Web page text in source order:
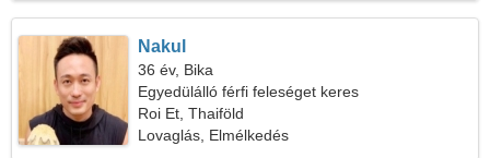
Nakul
36 év, Bika
Egyedülálló férfi feleséget keres
Roi Et, Thaiföld
Lovaglás, Elmélkedés